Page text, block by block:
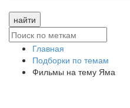
найти
Главная
Подборки по темам
Фильмы на тему Яма